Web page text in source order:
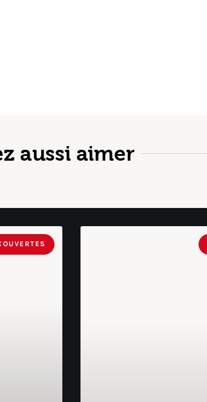
aussi aimer